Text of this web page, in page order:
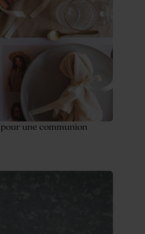
une communion